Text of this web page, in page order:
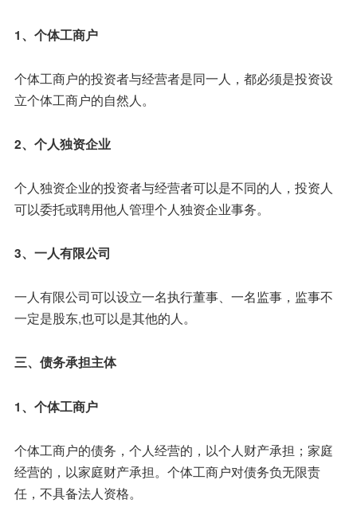
1、个体工商户
个体工商户的投资者与经营者是同一人，都必须是投资设
立个体工商户的自然人。
2、个人独资企业
个人独资企业的投资者与经营者可以是不同的人，投资人
可以委托或聘用他人管理个人独资企业事务。
3、一人有限公司
一人有限公司可以设立一名执行董事、一名监事，监事不
一定是股东,也可以是其他的人。
三、债务承担主体
1、个体工商户
个体工商户的债务，个人经营的，以个人财产承担；家庭
经营的，以家庭财产承担。个体工商户对债务负无限责
任，不具备法人资格。